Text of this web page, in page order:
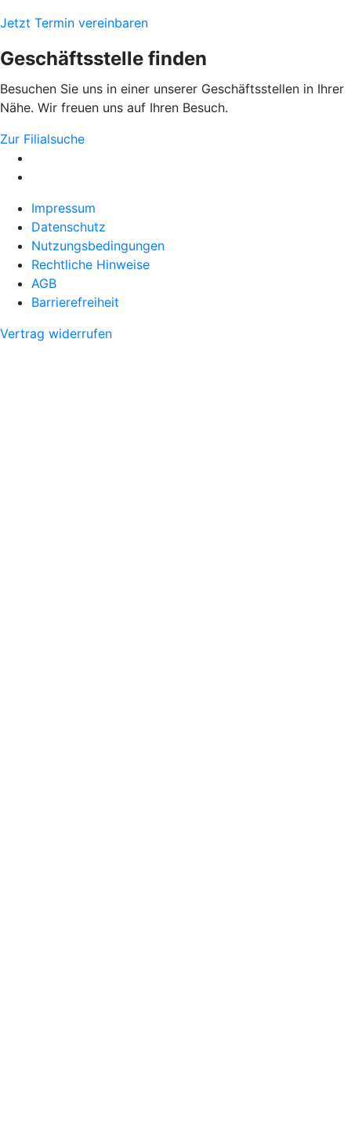
Jetzt Termin vereinbaren
Geschäftsstelle finden
Besuchen Sie uns in einer unserer Geschäftsstellen in Ihrer
Nähe. Wir freuen uns auf Ihren Besuch.
Zur Filialsuche
Impressum
Datenschutz
Nutzungsbedingungen
Rechtliche Hinweise
AGB
Barrierefreiheit
Vertrag widerrufen